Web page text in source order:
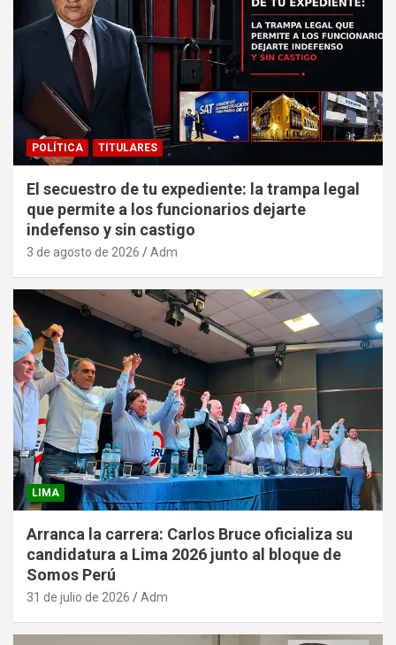
POLÍTICA TITULARES
El secuestro de tu expediente: la trampa legal
que permite a los funcionarios dejarte
indefenso y sin castigo
3 de agosto de 2026 Adm
LIMA
Arranca la carrera: Carlos Bruce oficializa su
candidatura a Lima 2026 junto al bloque de
Somos Perú
31 de julio de 2026 Adm